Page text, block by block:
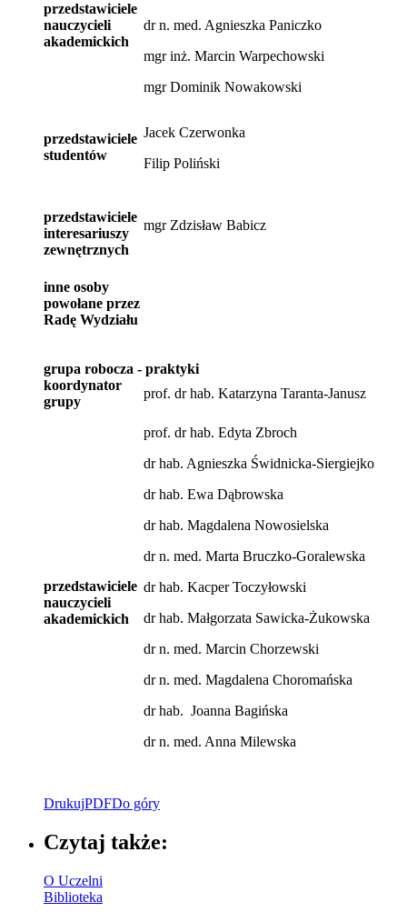
przedstawiciele
nauczycieli
akademickich
dr n. med. Agnieszka Paniczko
mgr inż. Marcin Warpechowski
mgr Dominik Nowakowski
przedstawiciele
studentów
przedstawiciele
interesariuszy
zewnętrznych
Jacek Czerwonka
Filip Poliński
mgr Zdzisław Babicz
inne osoby
powołane przez
Radę Wydziału
grupa robocza - praktyki
koordynator
grupy
prof. dr hab. Katarzyna Taranta-Janusz
przedstawiciele
nauczycieli
akademickich
prof. dr hab. Edyta Zbroch
dr hab. Agnieszka Świdnicka-Siergiejko
dr hab. Ewa Dąbrowska
dr hab. Magdalena Nowosielska
dr n. med. Marta Bruczko-Goralewska
dr hab. Kacper Toczyłowski
dr hab. Małgorzata Sawicka-Żukowska
dr n. med. Marcin Chorzewski
dr n. med. Magdalena Choromańska
dr hab. Joanna Bagińska
dr n. med. Anna Milewska
DrukujPDFDo góry
Czytaj także:
O Uczelni
Biblioteka